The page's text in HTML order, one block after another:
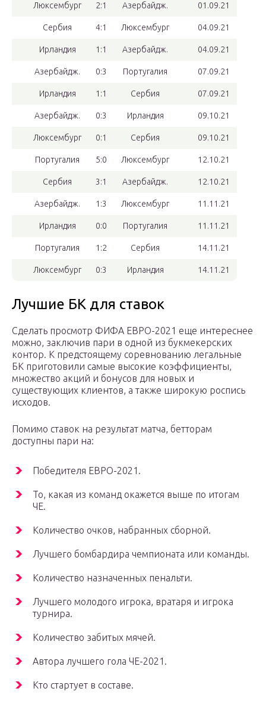
Люксембург 2:1 Азербайдж. 01.09.21
Сербия 4:1 Люксембург 04.09.21
Ирландия 1:1 Азербайдж. 04.09.21
Азербайдж. 0:3 Португалия 07.09.21
Ирландия 1:1 Сербия 07.09.21
Азербайдж. 0:3 Ирландия 09.10.21
Люксембург 0:1 Сербия 09.10.21
Португалия 5:0 Люксембург 12.10.21
Сербия 3:1 Азербайдж. 12.10.21
Азербайдж. 1:3 Люксембург 11.11.21
Ирландия 0:0 Португалия 11.11.21
Португалия 1:2 Сербия 14.11.21
Люксембург 0:3 Ирландия 14.11.21
Лучшие БК для ставок
Сделать просмотр ФИФА ЕВРО-2021 еще интереснее
можно, заключив пари в одной из букмекерских
контор. К предстоящему соревнованию легальные
БК приготовили самые высокие коэффициенты,
множество акций и бонусов для новых и
существующих клиентов, а также широкую роспись
исходов.
Помимо ставок на результат матча, бетторам
доступны пари на:
Победителя ЕВРО-2021.
То, какая из команд окажется выше по итогам
ЧЕ.
Количество очков, набранных сборной.
Лучшего бомбардира чемпионата или команды.
Количество назначенных пенальти.
Лучшего молодого игрока, вратаря и игрока
турнира.
Количество забитых мячей.
Автора лучшего гола ЧЕ-2021.
Кто стартует в составе.